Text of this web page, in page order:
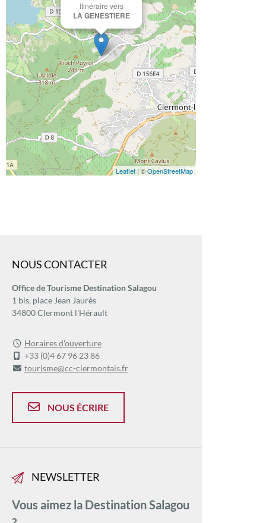
Itinéraire vers
LA GENESTIERE
Leaflet | ©OpenStreetMap
NOUS CONTACTER
Office de Tourisme Destination Salagou
1 bis, place Jean Jaurès
34800 Clermont l'Hérault
Horaires d'ouverture
+33 (0)4 67 96 23 86
tourisme@cc-clermontais.fr
NOUS ÉCRIRE
NEWSLETTER
Vous aimez la Destination Salagou